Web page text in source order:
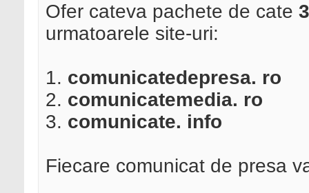
Ofer cateva pachete de cate
urmatoarele site-uri:
1. comunicatedepresa. ro
2. comunicatemedia. ro
3. comunicate. info
Fiecare comunicat de presa